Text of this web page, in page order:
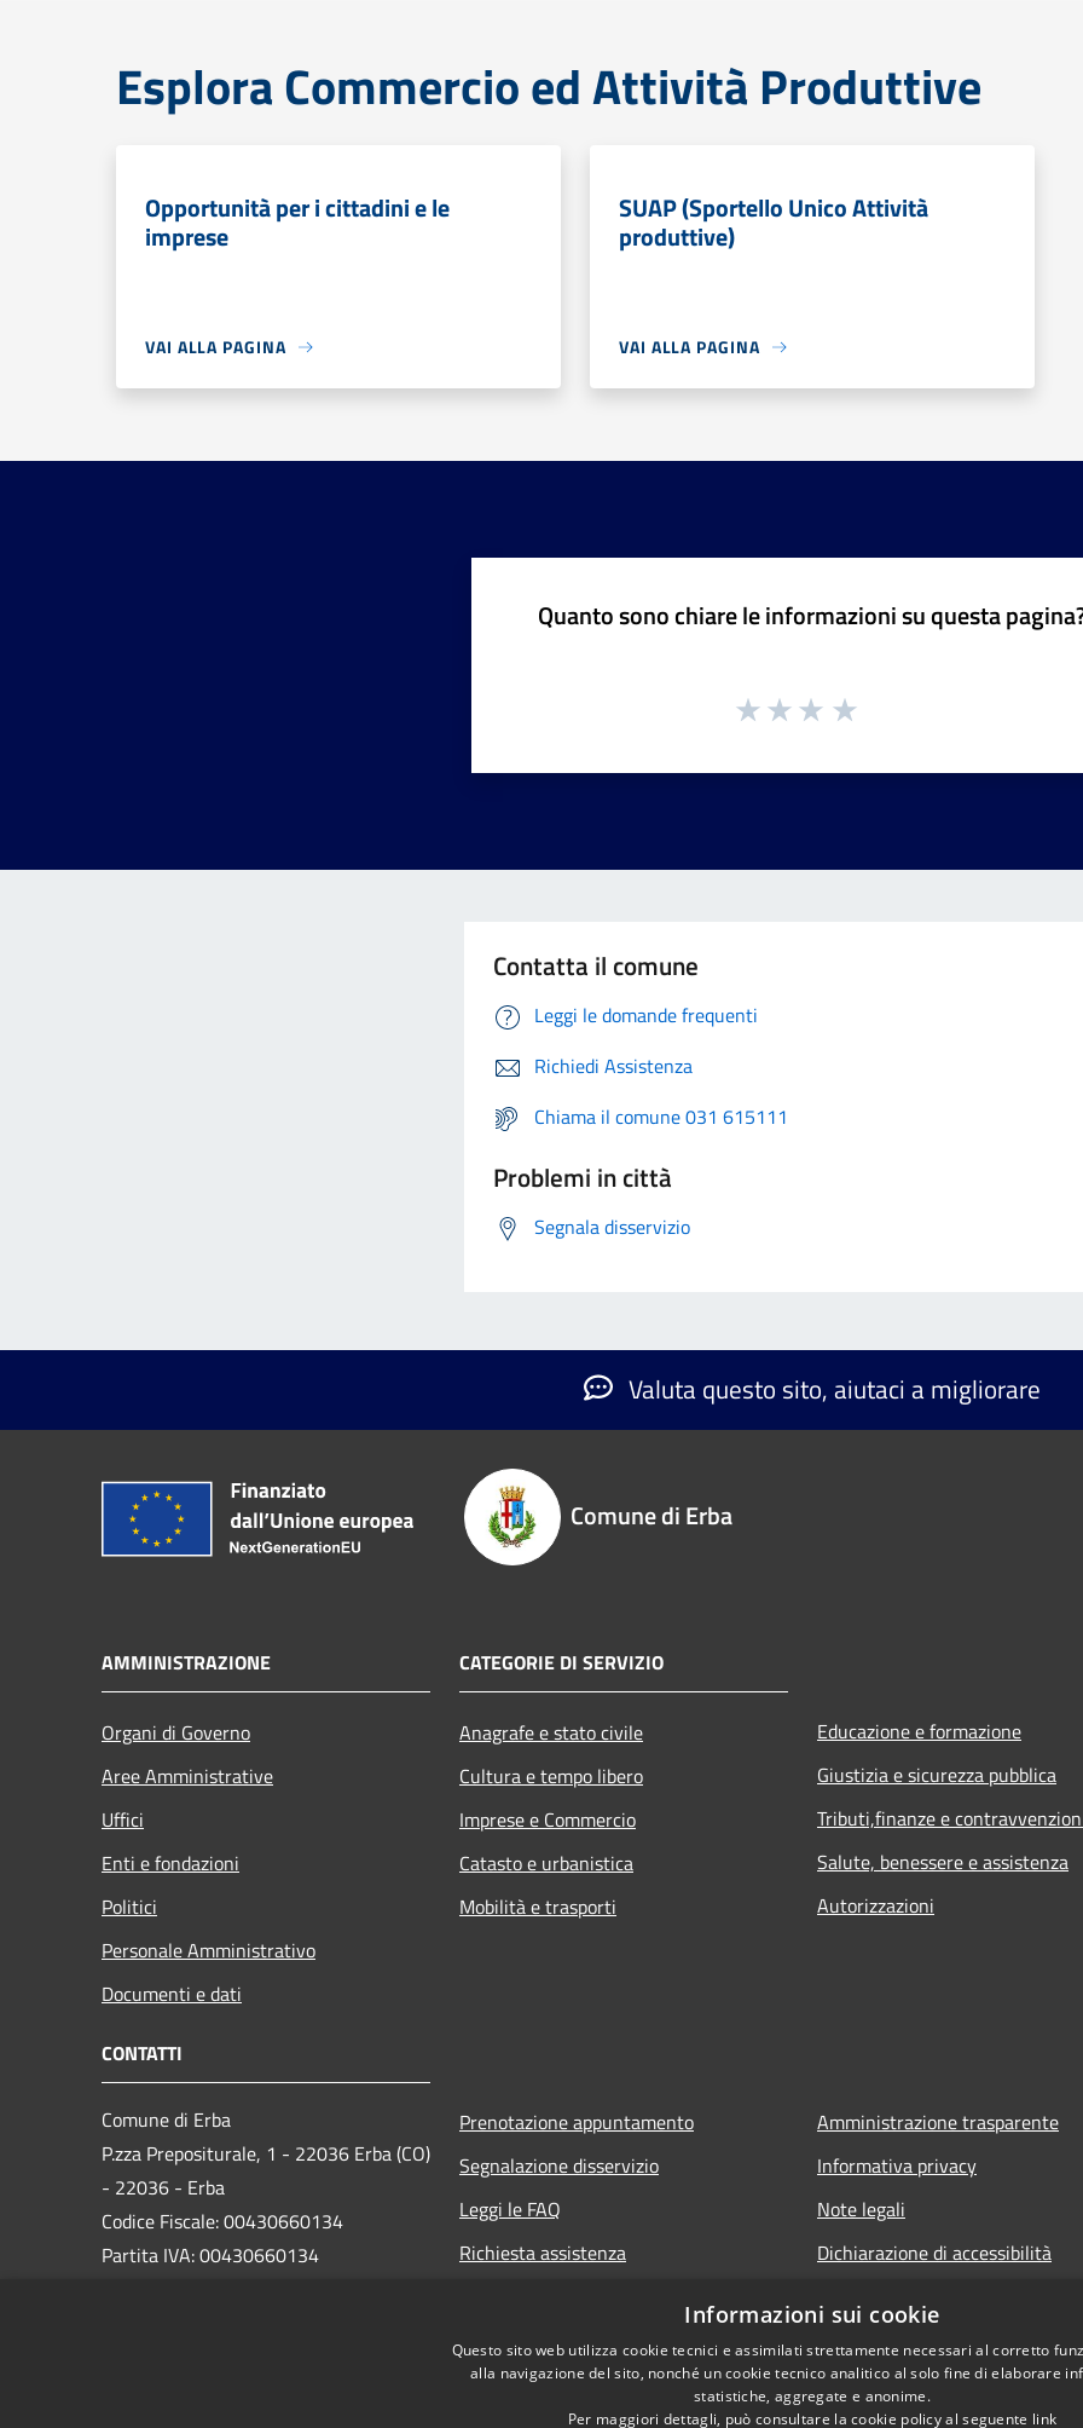
Esplora Commercio ed Attività Produttive
Opportunità per i cittadini e le
imprese
VAI ALLA PAGINA
SUAP (Sportello Unico Attività
produttive)
VAI ALLA PAGINA
Quanto sono chiare le informazioni su questa
Contatta il comune
Leggi le domande frequenti
Richiedi Assistenza
Chiama il comune 031 615111
Problemi in città
Segnala disservizio
Valuta questo sito, aiutaci a migliorare
Comune di Erba
AMMINISTRAZIONE
Organi di Governo
Aree Amministrative
Uffici
Enti e fondazioni
Politici
Personale Amministrativo
Documenti e dati
CATEGORIE DI SERVIZIO
Anagrafe e stato civile
Cultura e tempo libero
Imprese e Commercio
Catasto e urbanistica
Mobilità e trasporti
Educazione e formazione
Giustizia e sicurezza pubblica
Tributi,finanze e
Salute, benessere e assistenza
Autorizzazioni
CONTATTI
Comune di Erba
P.zza Prepositurale, 1 - 22036 Erba (CO)
- 22036 - Erba
Codice Fiscale: 00430660134
Partita IVA: 00430660134
Prenotazione appuntamento
Segnalazione disservizio
Leggi le FAQ
Richiesta assistenza
Amministrazione trasparente
Informativa privacy
Note legali
Dichiarazione di accessibilità
Informazioni sui cookie
Questo sito web utilizza cookie tecnici e assimilati strettamente necessari al corretto
alla navigazione del sito, nonché un cookie tecnico analitico al solo fine di elaborare
statistiche, aggregate e anonime.
Per maggiori dettagli, può consultare la cookie policy al seguente link